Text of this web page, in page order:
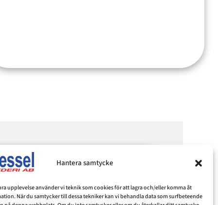
Hantera samtycke
upplevelse använder vi teknik som cookies för att lagra och/eller komma åt
När du samtycker till dessa tekniker kan vi behandla data som surfbeteende
i Västervik